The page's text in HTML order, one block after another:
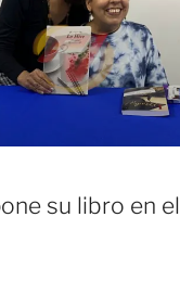
su libro en el